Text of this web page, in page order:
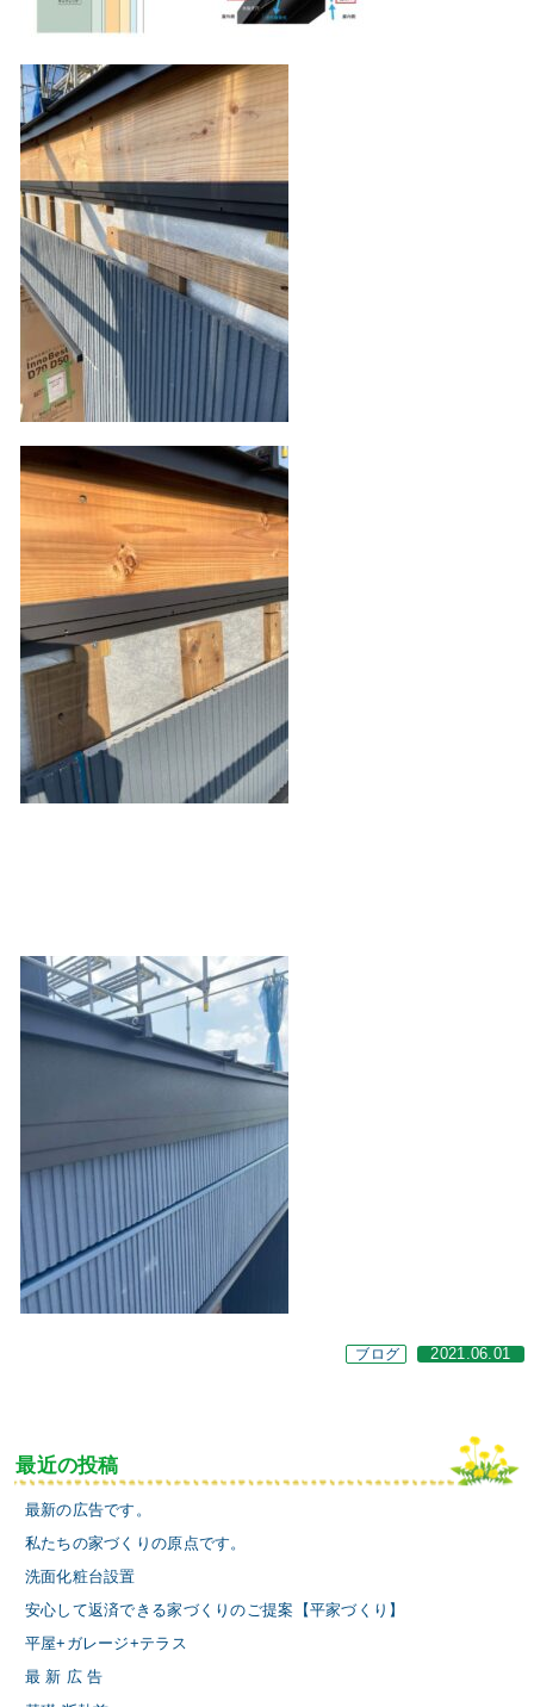
ブログ 2021.06.01
最近の投稿
最新の広告です。
私たちの家づくりの原点です。
洗面化粧台設置
安心して返済できる家づくりのご提案【平家づくり】
平屋+ガレージ+テラス
最 新 広 告